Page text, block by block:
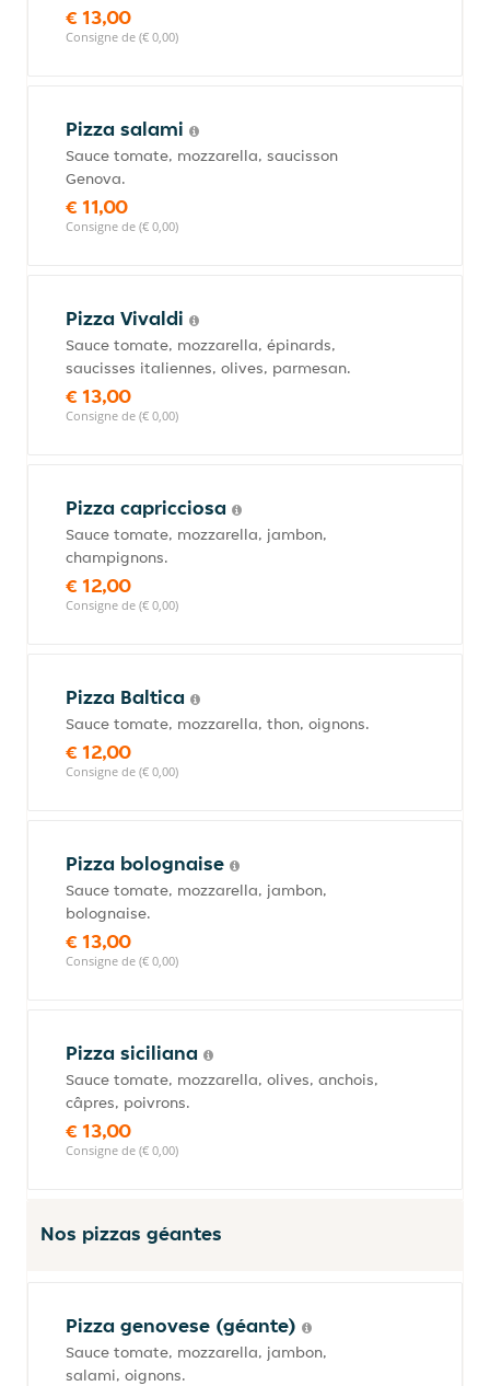
€ 13,00
Consigne de (€ 0,00)
Pizza salami
Sauce tomate, mozzarella, saucisson
Genova.
€ 11,00
Consigne de (€ 0,00)
Pizza Vivaldi
Sauce tomate, mozzarella, épinards,
saucisses italiennes, olives, parmesan.
€ 13,00
Consigne de (€ 0,00)
Pizza capricciosa
Sauce tomate, mozzarella, jambon,
champignons.
€ 12,00
Consigne de (€ 0,00)
Pizza Baltica
Sauce tomate, mozzarella, thon, oignons.
€ 12,00
Consigne de (€ 0,00)
Pizza bolognaise
Sauce tomate, mozzarella, jambon,
bolognaise.
€ 13,00
Consigne de (€ 0,00)
Pizza siciliana
Sauce tomate, mozzarella, olives, anchois,
câpres, poivrons.
€ 13,00
Consigne de (€ 0,00)
Nos pizzas géantes
Pizza genovese (géante)
Sauce tomate, mozzarella, jambon,
salami, oignons.